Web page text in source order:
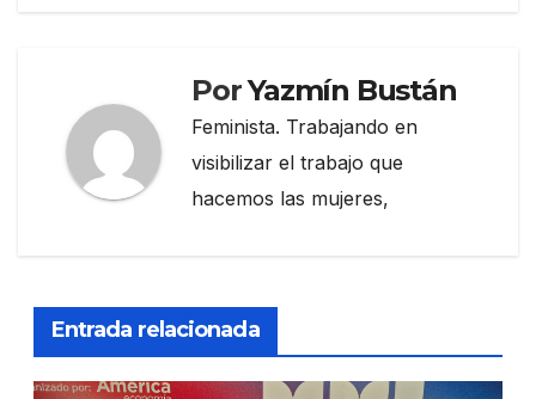
PorYazmín Bustán
Feminista. Trabajando en
visibilizar el trabajo que
hacemos las mujeres,
Entrada relacionada